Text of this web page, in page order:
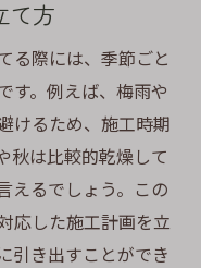
て方
る際には、季節ごと
す。例えば、梅雨や
けるため、施工時期
秋は比較的乾燥して
えるでしょう。この
応した施工計画を立
引き出すことができ